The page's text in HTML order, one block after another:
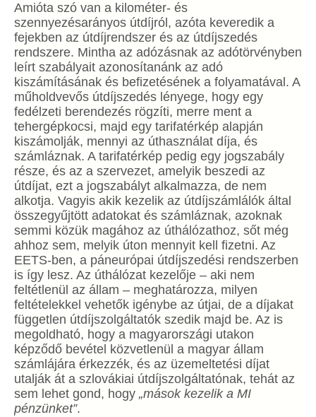
Amióta szó van a kilométer- és
szennyezésarányos útdíjról, azóta keveredik a
fejekben az útdíjrendszer és az útdíjszedés
rendszere. Mintha az adózásnak az adótörvényben
leírt szabályait azonosítanánk az adó
kiszámításának és befizetésének a folyamatával. A
műholdvevős útdíjszedés lényege, hogy egy
fedélzeti berendezés rögzíti, merre ment a
tehergépkocsi, majd egy tarifatérkép alapján
kiszámolják, mennyi az úthasználat díja, és
számláznak. A tarifatérkép pedig egy jogszabály
része, és az a szervezet, amelyik beszedi az
útdíjat, ezt a jogszabályt alkalmazza, de nem
alkotja. Vagyis akik kezelik az útdíjszámlálók által
összegyűjtött adatokat és számláznak, azoknak
semmi közük magához az úthálózathoz, sőt még
ahhoz sem, melyik úton mennyit kell fizetni. Az
EETS-ben, a páneurópai útdíjszedési rendszerben
is így lesz. Az úthálózat kezelője – aki nem
feltétlenül az állam – meghatározza, milyen
feltételekkel vehetők igénybe az útjai, de a díjakat
független útdíjszolgáltatók szedik majd be. Az is
megoldható, hogy a magyarországi utakon
képződő bevétel közvetlenül a magyar állam
számlájára érkezzék, és az üzemeltetési díjat
utalják át a szlovákiai útdíjszolgáltatónak, tehát az
sem lehet gond, hogy „mások kezelik a MI
pénzünket”.